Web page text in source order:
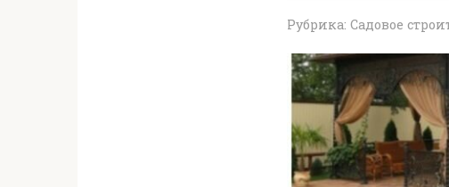
Рубрика: Садовое